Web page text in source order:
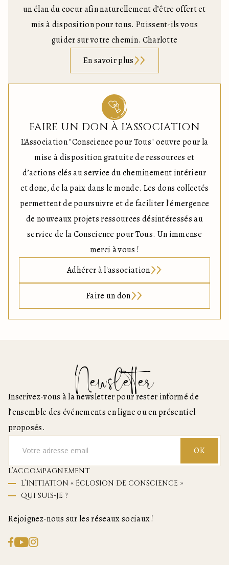
un élan du coeur afin naturellement d’être offert et
mis à disposition pour tous. Puissent-ils vous
guider sur votre chemin. Charlotte
En savoir plus
FAIRE UN DON À L'ASSOCIATION
L'Association "Conscience pour Tous" oeuvre pour la
mise à disposition gratuite de ressources et
d’actions clés au service du cheminement intérieur
et donc, de la paix dans le monde. Les dons collectés
permettent de poursuivre et de faciliter l'émergence
de nouveaux projets ressources désintéressés au
service de la Conscience pour Tous. Un immense
merci à vous !
Adhérer à l'association
Faire un don
Newsletter
Inscrivez-vous à la newsletter pour rester informé de
l’ensemble des événements en ligne ou en présentiel
proposés.
OK
L’ACCOMPAGNEMENT
L’INITIATION « ÉCLOSION DE CONSCIENCE »
QUI SUIS-JE ?
Rejoignez-nous sur les réseaux sociaux !